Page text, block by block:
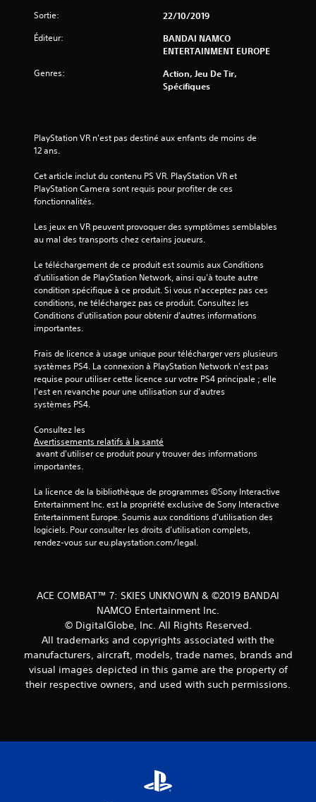
s
5
a
i
s
Sortie: 22/10/2019
Éditeur:
BANDAI NAMCO
ENTERTAINMENT EUROPE
Genres:
Action, Jeu De Tir,
Spécifiques
PlayStation VR n'est pas destiné aux enfants de moins de
12 ans.
Cet article inclut du contenu PS VR. PlayStation VR et
PlayStation Camera sont requis pour profiter de ces
fonctionnalités.
Les jeux en VR peuvent provoquer des symptômes semblables
au mal des transports chez certains joueurs.
Le téléchargement de ce produit est soumis aux Conditions
d'utilisation de PlayStation Network, ainsi qu'à toute autre
condition spécifique à ce produit. Si vous n'acceptez pas ces
conditions, ne téléchargez pas ce produit. Consultez les
Conditions d'utilisation pour obtenir d'autres informations
importantes.
Frais de licence à usage unique pour télécharger vers plusieurs
systèmes PS4. La connexion à PlayStation Network n'est pas
requise pour utiliser cette licence sur votre PS4 principale ; elle
l'est en revanche pour une utilisation sur d'autres
systèmes PS4.
Consultez les
Avertissements relatifs à la santé
importantes.
La licence de la bibliothèque de programmes ©Sony Interactive
Entertainment Inc. est la propriété exclusive de Sony Interactive
Entertainment Europe. Soumis aux conditions d’utilisation des
logiciels. Pour consulter les droits d’utilisation complets,
rendez-vous sur eu.playstation.com/legal.
ACE COMBAT™ 7: SKIES UNKNOWN & ©2019 BANDAI
NAMCO Entertainment Inc.
© DigitalGlobe, Inc. All Rights Reserved.
All trademarks and copyrights associated with the
manufacturers, aircraft, models, trade names, brands and
visual images depicted in this game are the property of
their respective owners, and used with such permissions.